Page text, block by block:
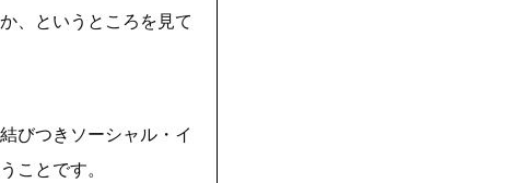
、というところを見て
びつきソーシャル・イ
ことです。